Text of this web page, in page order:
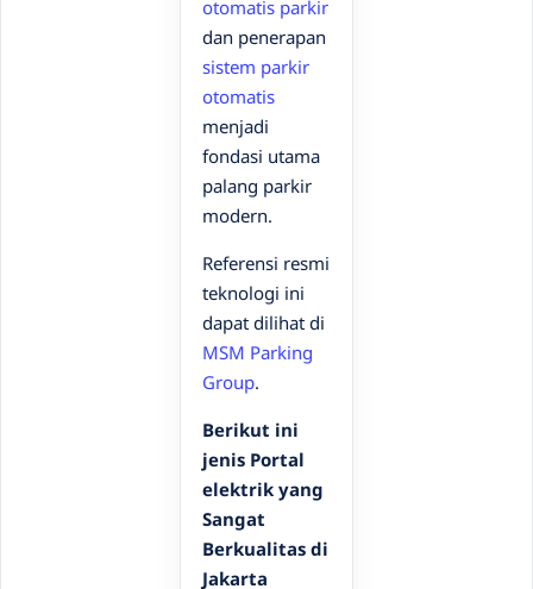
otomatis parkir
dan penerapan
sistem parkir
otomatis
menjadi
fondasi utama
palang parkir
modern.
Referensi resmi
teknologi ini
dapat dilihat di
MSM Parking
Group.
Berikut ini
jenis Portal
elektrik yang
Sangat
Berkualitas di
Jakarta